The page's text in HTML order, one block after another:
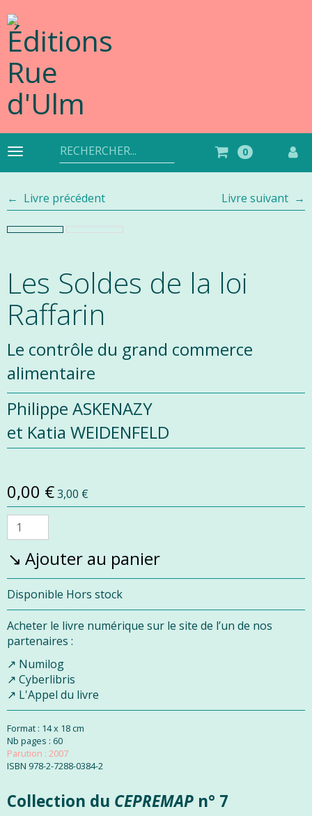
au
contenu
Basculer
la
Rechercher
un
produit
0
Livre précédent Livre suivant
Les Soldes de la loi
Raffarin
Le contrôle du grand commerce
alimentaire
Philippe ASKENAZY
et Katia WEIDENFELD
Prix
promo
0,00 € Prix
normal
3,00 €
Quantité
Ajouter au panier
Disponibilité :
Disponible Hors stock
Acheter le livre numérique sur le site de l’un de nos
partenaires :
Numilog
Cyberlibris
L'Appel du livre
Format : 14 x 18 cm
Nb pages : 60
Parution : 2007
ISBN 978-2-7288-0384-2
Collection du CEPREMAP n° 7